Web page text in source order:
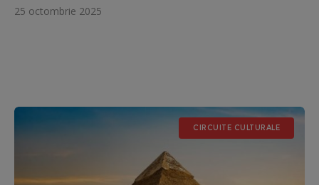
25 octombrie 2025
CIRCUITE CULTURALE